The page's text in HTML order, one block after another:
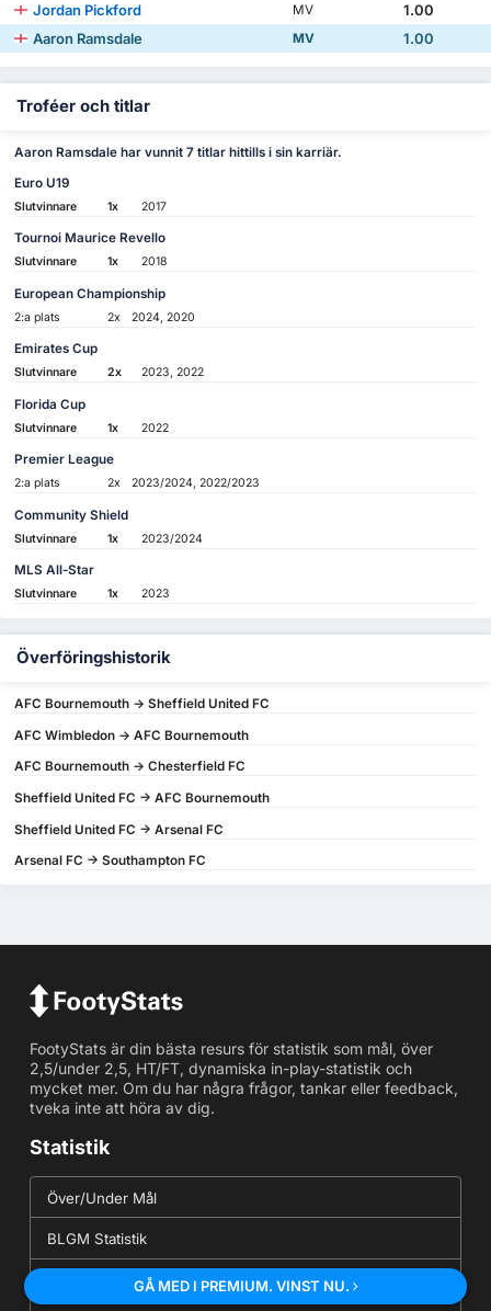
Jordan Pickford
MV
1.00
Aaron Ramsdale
MV 1.00
Troféer och titlar
Aaron Ramsdale har vunnit 7 titlar hittills i sin karriär.
Euro U19
Slutvinnare 1x 2017
Tournoi Maurice Revello
Slutvinnare 1x 2018
European Championship
2:a plats 2x 2024, 2020
Emirates Cup
Slutvinnare 2x 2023, 2022
Florida Cup
Slutvinnare 1x 2022
Premier League
2:a plats 2x 2023/2024, 2022/2023
Community Shield
Slutvinnare 1x 2023/2024
MLS All-Star
Slutvinnare 1x 2023
Överföringshistorik
AFC Bournemouth -> Sheffield United FC
AFC Wimbledon -> AFC Bournemouth
AFC Bournemouth -> Chesterfield FC
Sheffield United FC -> AFC Bournemouth
Sheffield United FC -> Arsenal FC
Arsenal FC -> Southampton FC
FootyStats är din bästa resurs för statistik som mål, över
2,5/under 2,5, HT/FT, dynamiska in-play-statistik och
mycket mer. Om du har några frågor, tankar eller feedback,
tveka inte att höra av dig.
Statistik
Över/Under Mål
BLGM Statistik
GÅ MED I PREMIUM. VINST NU.